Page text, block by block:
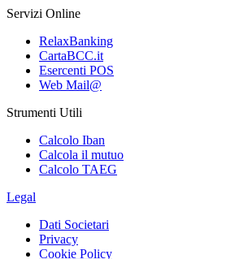
Servizi Online
RelaxBanking
CartaBCC.it
Esercenti POS
Web Mail@
Strumenti Utili
Calcolo Iban
Calcola il mutuo
Calcolo TAEG
Legal
Dati Societari
Privacy
Cookie Policy